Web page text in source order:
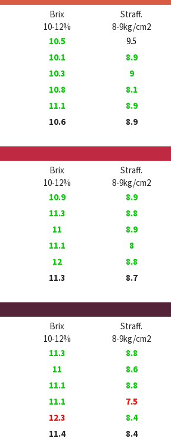
Brix
10-12%
Straff.
8-9kg/cm2
10.5 9.5
10.1 8.9
10.3 9
10.8 8.1
11.1 8.9
10.6 8.9
Brix
10-12%
Straff.
8-9kg/cm2
10.9 8.9
11.3 8.8
11 8.9
11.1 8
12 8.8
11.3 8.7
Brix
10-12%
Straff.
8-9kg/cm2
11.3 8.8
11 8.6
11.1 8.8
11.1 7.5
12.3 8.4
11.4 8.4